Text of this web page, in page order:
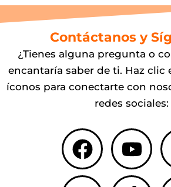
Contáctanos y
¿Tienes alguna pregunta o
encantaría saber de ti. Haz clic
íconos para conectarte con
redes sociales:
X-
twitter